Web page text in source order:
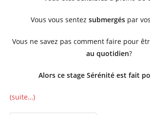
Vous vous sentez submergéspar
Vous ne savez pas comment faire pour
au quotidien?
Alors ce stage Sérénité est fait
(suite…)